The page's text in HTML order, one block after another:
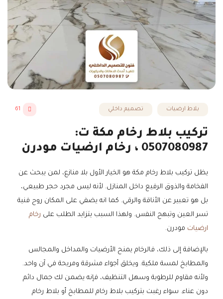
بلاط ارضيات تصميم داخلي 61
تركيب بلاط رخام مكة ت:
0507080987 ، رخام ارضيات مودرن
يظل تركيب بلاط رخام مكة هو الخيار الأول بلا منازع، لمن يبحث عن
الفخامة والذوق الرفيع داخل المنازل. لأنه ليس مجرد حجر طبيعي،
بل هو تعبير عن الأناقة والرقي. كما انه يضفي على المكان روح فنية
تسر العين وتبهج النفس. ولهذا السبب يتزايد الطلب على رخام
ارضيات مودرن.
بالإضافة إلى ذلك، فالرخام يمنح الأرضيات والمداخل والمجالس
والمطابخ لمسة ملكية. ويخلق أجواء مشرقة ومريحة في آن واحد.
ولأنه مقاوم للرطوبة وسهل التنظيف، فإنه يضمن لك جمال دائم
دون عناء. سواء رغبت بتركيب بلاط رخام للمطابخ أو بلاط رخام